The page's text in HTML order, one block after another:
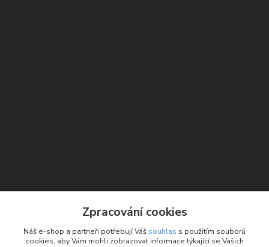
+420 732 552 122
Zpracování cookies
Náš e-shop a partneři potřebují Váš souhlas s použitím souborů
cookies, aby Vám mohli zobrazovat informace týkající se Vašich